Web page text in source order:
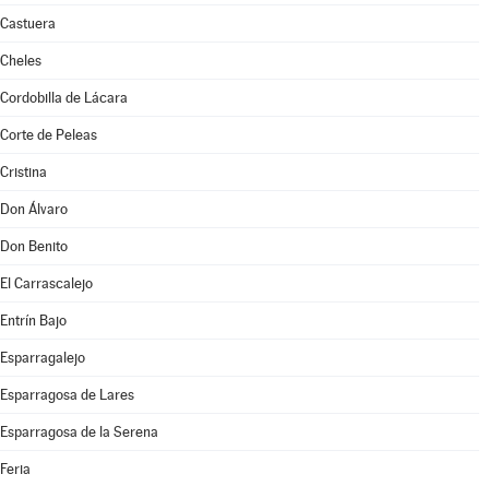
Castuera
Cheles
Cordobilla de Lácara
Corte de Peleas
Cristina
Don Álvaro
Don Benito
El Carrascalejo
Entrín Bajo
Esparragalejo
Esparragosa de Lares
Esparragosa de la Serena
Feria